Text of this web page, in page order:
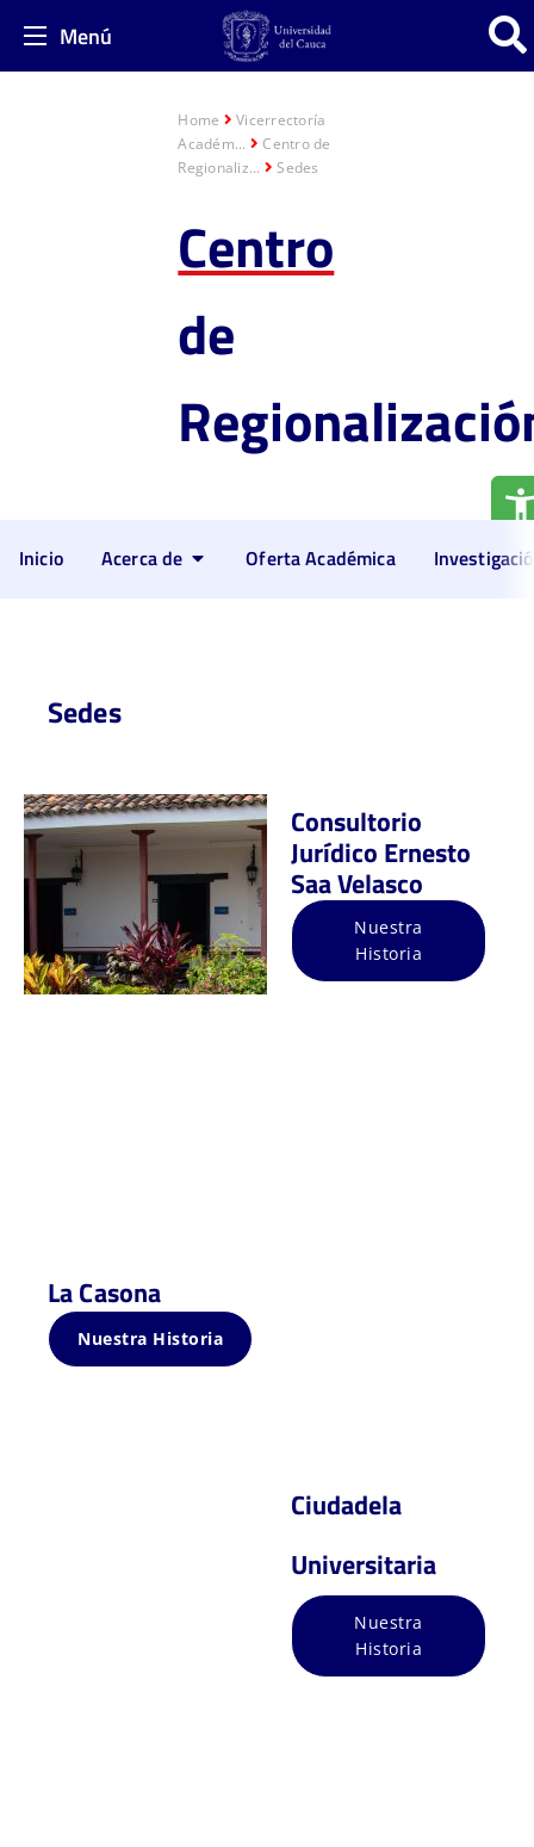
Menú
Home
Vicerrectoría
Académ...
Centro de
Regionaliz...
Sedes
Centro
de
Inicio Acerca de Oferta Académica
Sedes
Consultorio
Jurídico Ernesto
Saa Velasco
Nuestra
Historia
La Casona
Nuestra Historia
Ciudadela
Universitaria
Nuestra
Historia